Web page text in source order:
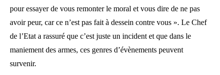
pour essayer de vous remonter le moral et vous dire de ne pas
avoir peur, car ce n’est pas fait à dessein contre vous ». Le Chef
de l’Etat a rassuré que c’est juste un incident et que dans le
maniement des armes, ces genres d’évènements peuvent
survenir.